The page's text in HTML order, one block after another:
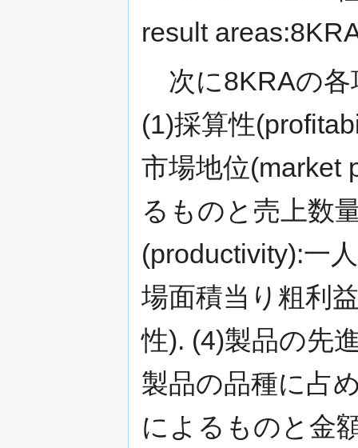
result
次に8KRAの各
(1)採算性
市場地位(market
るものと売上数
(productivity):一
場面積当り粗利
性). (4)製品の先
製品の品種に占
によるものと金